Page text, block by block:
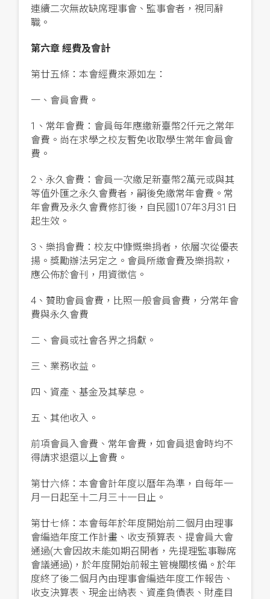
連續二次無故缺席理事會、監事會者，視同辭
職。
第六章 經費及會計
第廿五條：本會經費來源如左：
一、會員會費。
1、常年會費：會員每年應繳新臺幣2仟元之常年
會費。尚在求學之校友暫免收取學生常年會員會
費。
2、永久會費：會員一次繳足新臺幣2萬元或與其
等值外匯之永久會費者，嗣後免繳常年會費。常
年會費及永久會費修訂後，自民國107年3月31日
起生效。
3、樂捐會費：校友中慷慨樂捐者，依層次從優表
揚。獎勵辦法另定之。會員所繳會費及樂捐款，
應公佈於會刊，用資徵信。
4、贊助會員會費，比照一般會員會費，分常年會
費與永久會費
二、會員或社會各界之捐獻。
三、業務收益。
四、資產、基金及其孳息。
五、其他收入。
前項會員入會費、常年會費，如會員退會時均不
得請求退還以上會費。
第廿六條：本會會計年度以曆年為準，自每年一
月一日起至十二月三十一日止。
第廿七條：本會每年於年度開始前二個月由理事
會編造年度工作計畫、收支預算表、提會員大會
通過(大會因故未能如期召開者，先提理監事聯席
會議通過)，於年度開始前報主管機關核備。於年
度終了後二個月內由理事會編造年度工作報告、
收支決算表、現金出納表、資產負債表、財產目